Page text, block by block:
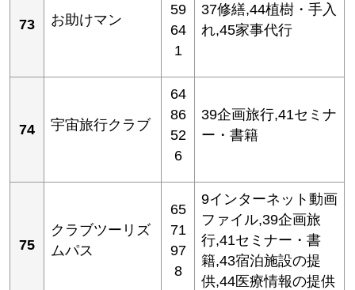
73 お助けマン
59
64
1
37修繕,44植樹・手入
れ,45家事代行
74 宇宙旅行クラブ
64
86
52
6
39企画旅行,41セミナ
ー・書籍
75
クラブツーリズ
ムパス
65
71
97
8
9インターネット動画
ファイル,39企画旅
行,41セミナー・書
籍,43宿泊施設の提
供,44医療情報の提供